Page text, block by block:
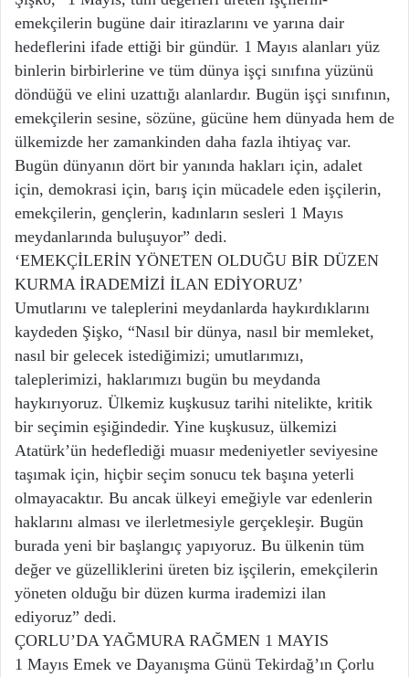
emekçilerin bugüne dair itirazlarını ve yarına dair
hedeflerini ifade ettiği bir gündür. 1 Mayıs alanları yüz
binlerin birbirlerine ve tüm dünya işçi sınıfına yüzünü
döndüğü ve elini uzattığı alanlardır. Bugün işçi sınıfının,
emekçilerin sesine, sözüne, gücüne hem dünyada hem de
ülkemizde her zamankinden daha fazla ihtiyaç var.
Bugün dünyanın dört bir yanında hakları için, adalet
için, demokrasi için, barış için mücadele eden işçilerin,
emekçilerin, gençlerin, kadınların sesleri 1 Mayıs
meydanlarında buluşuyor” dedi.
‘EMEKÇİLERİN YÖNETEN OLDUĞU BİR DÜZEN
KURMA İRADEMİZİ İLAN EDİYORUZ’
Umutlarını ve taleplerini meydanlarda haykırdıklarını
kaydeden Şişko, “Nasıl bir dünya, nasıl bir memleket,
nasıl bir gelecek istediğimizi; umutlarımızı,
taleplerimizi, haklarımızı bugün bu meydanda
haykırıyoruz. Ülkemiz kuşkusuz tarihi nitelikte, kritik
bir seçimin eşiğindedir. Yine kuşkusuz, ülkemizi
Atatürk’ün hedeflediği muasır medeniyetler seviyesine
taşımak için, hiçbir seçim sonucu tek başına yeterli
olmayacaktır. Bu ancak ülkeyi emeğiyle var edenlerin
haklarını alması ve ilerletmesiyle gerçekleşir. Bugün
burada yeni bir başlangıç yapıyoruz. Bu ülkenin tüm
değer ve güzelliklerini üreten biz işçilerin, emekçilerin
yöneten olduğu bir düzen kurma irademizi ilan
ediyoruz” dedi.
ÇORLU’DA YAĞMURA RAĞMEN 1 MAYIS
1 Mayıs Emek ve Dayanışma Günü Tekirdağ’ın Çorlu